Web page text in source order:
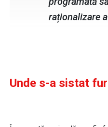
raționalizare
Unde s-a sistat